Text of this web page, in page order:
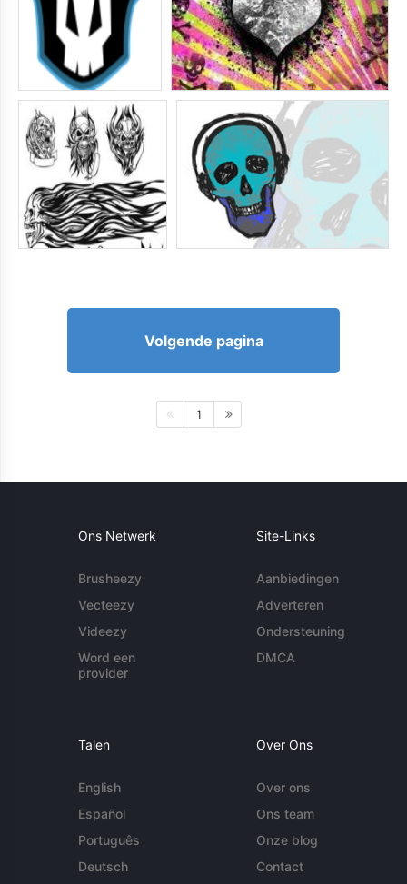
Volgende pagina
1
Ons Netwerk
Brusheezy
Vecteezy
Videezy
Word een
provider
Site-Links
Aanbiedingen
Adverteren
Ondersteuning
DMCA
Talen
English
Español
Português
Deutsch
Over Ons
Over ons
Ons team
Onze blog
Contact